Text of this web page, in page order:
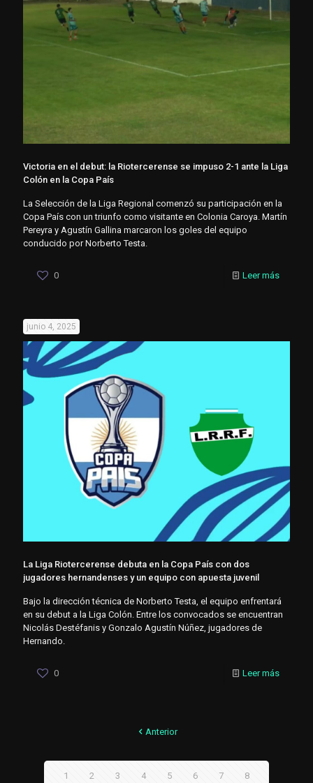
Victoria en el debut: la Riotercerense se impuso 2-1 ante la Liga
Colón en la Copa País
La Selección de la Liga Regional comenzó su participación en la
Copa País con un triunfo como visitante en Colonia Caroya. Martín
Pereyra y Agustín Gallina marcaron los goles del equipo
conducido por Norberto Testa.
0 Leer más
junio 4, 2025
La Liga Riotercerense debuta en la Copa País con dos
jugadores hernandenses y un equipo con apuesta juvenil
Bajo la dirección técnica de Norberto Testa, el equipo enfrentará
en su debut a la Liga Colón. Entre los convocados se encuentran
Nicolás Destéfanis y Gonzalo Agustín Núñez, jugadores de
Hernando.
0 Leer más
Anterior
1 2 3 4 5 6 7 8